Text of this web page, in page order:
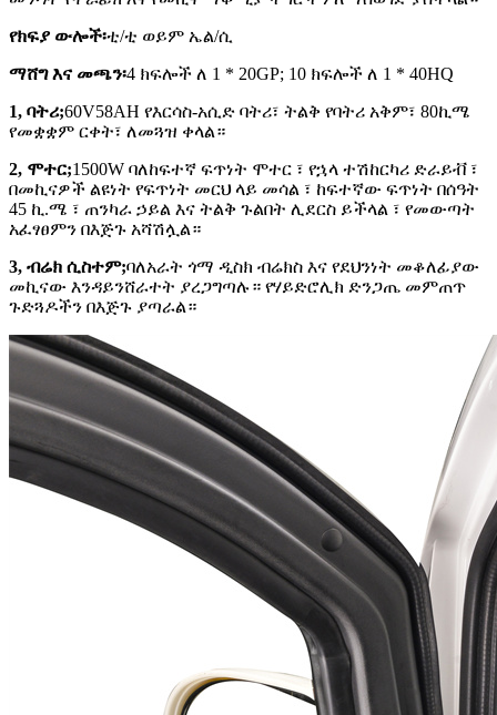
የክፍያ ውሎች፡ቲ/ቲ ወይም ኤል/ሲ
ማሸግ እና መጫን፡4 ክፍሎች ለ 1 * 20GP; 10 ክፍሎች ለ 1 * 40HQ
1, ባትሪ;60V58AH የእርሳስ-አሲድ ባትሪ፣ ትልቅ የባትሪ አቅም፣ 80ኪሜ
የመቋቋም ርቀት፣ ለመጓዝ ቀላል።
2, ሞተር;1500W ባለከፍተኛ ፍጥነት ሞተር ፣ የኋላ ተሽከርካሪ ድራይቭ ፣
በመኪናዎች ልዩነት የፍጥነት መርህ ላይ መሳል ፣ ከፍተኛው ፍጥነት በሰዓት
45 ኪ.ሜ ፣ ጠንካራ ኃይል እና ትልቅ ጉልበት ሊደርስ ይችላል ፣ የመውጣት
አፈፃፀምን በእጅጉ አሻሽሏል።
3, ብሬክ ሲስተም;ባለአራት ጎማ ዲስክ ብሬክስ እና የደህንነት መቆለፊያው
መኪናው እንዳይንሸራተት ያረጋግጣሉ። የሃይድሮሊክ ድንጋጤ መምጠጥ
ጉድጓዶችን በእጅጉ ያጣራል።